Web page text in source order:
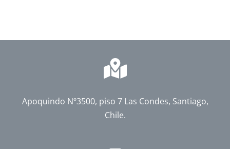
Apoquindo Nº3500, piso 7 Las Condes, Santiago,
Chile.